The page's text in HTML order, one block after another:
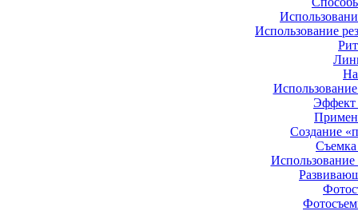
Использование
Эффект
Создание
Использование